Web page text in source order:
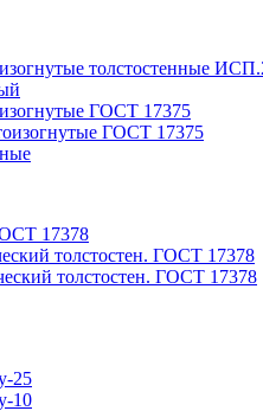
толстостенные
ГОСТ 17375
ГОСТ 17375
17378
толстостен. ГОСТ 17378
толстостен. ГОСТ 17378
25
10